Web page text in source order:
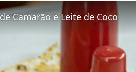
Camarão e Leite de Coco